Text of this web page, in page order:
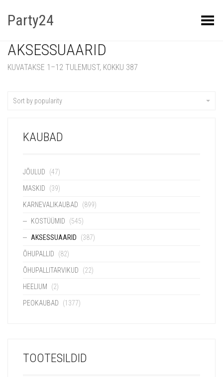
Party24 Kuva menüü
AKSESSUAARID
KUVATAKSE 1–12 TULEMUST, KOKKU 387
Sort by popularity
KAUBAD
JÕULUD (47)
MASKID (39)
KARNEVALIKAUBAD (899)
KOSTÜÜMID (545)
AKSESSUAARID (387)
ÕHUPALLID (82)
ÕHUPALLITARVIKUD (22)
HEELIUM (2)
PEOKAUBAD (1377)
TOOTESILDID